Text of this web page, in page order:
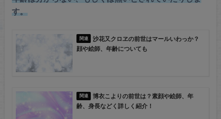
す。
沙花又クロヱの前世はマールいわっか？
顔や絵師、年齢についても
博衣こよりの前世は？素顔や絵師、年
齢、身長などく詳しく紹介！